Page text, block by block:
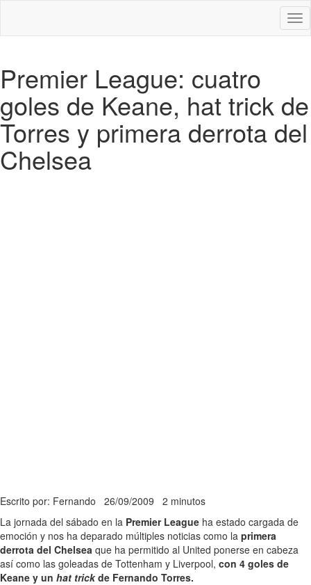
Premier League: cuatro
goles de Keane, hat trick de
Torres y primera derrota del
Chelsea
Escrito por: Fernando 26/09/2009 2 minutos
La jornada del sábado en la Premier League ha estado cargada de
emoción y nos ha deparado múltiples noticias como la primera
derrota del Chelsea que ha permitido al United ponerse en cabeza
así como las goleadas de Tottenham y Liverpool, con 4 goles de
Keane y un hat trickde Fernando Torres.